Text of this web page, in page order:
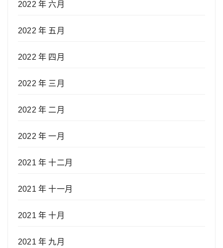
2022 年 六月
2022 年 五月
2022 年 四月
2022 年 三月
2022 年 二月
2022 年 一月
2021 年 十二月
2021 年 十一月
2021 年 十月
2021 年 九月